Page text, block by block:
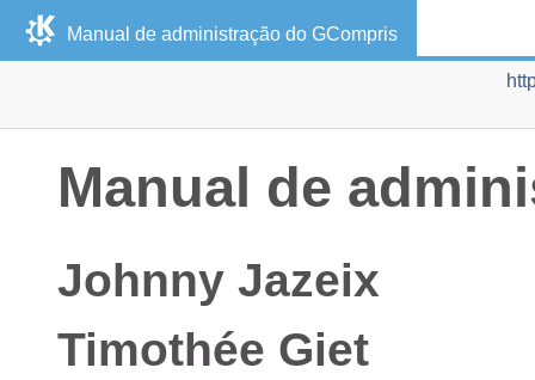
Manual de administração do GCompris
Manual de
Johnny Jazeix
Timothée Giet